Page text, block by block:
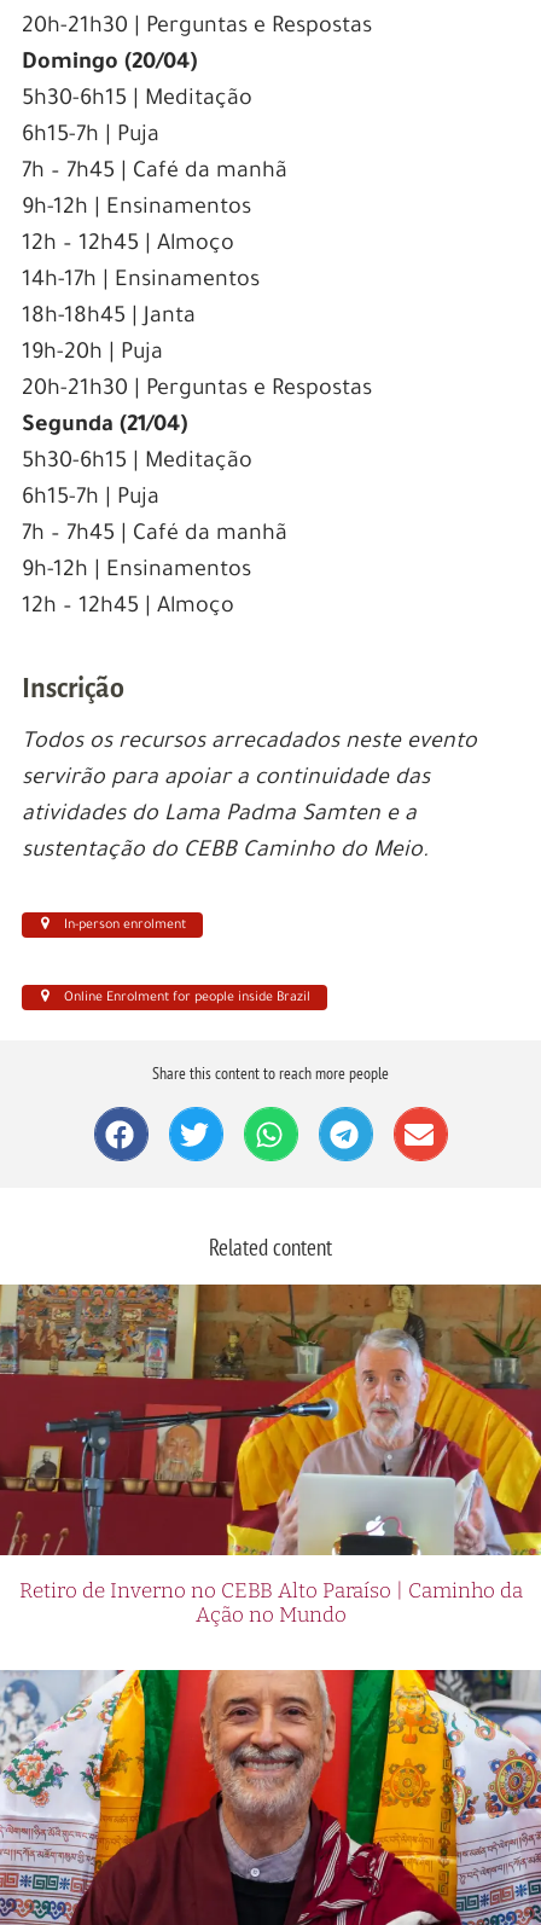
20h-21h30 | Perguntas e Respostas
Domingo (20/04)
5h30-6h15 | Meditação
6h15-7h | Puja
7h – 7h45 | Café da manhã
9h-12h | Ensinamentos
12h – 12h45 | Almoço
14h-17h | Ensinamentos
18h-18h45 | Janta
19h-20h | Puja
20h-21h30 | Perguntas e Respostas
Segunda (21/04)
5h30-6h15 | Meditação
6h15-7h | Puja
7h – 7h45 | Café da manhã
9h-12h | Ensinamentos
12h – 12h45 | Almoço
Inscrição
Todos os recursos arrecadados neste evento
servirão para apoiar a continuidade das
atividades do Lama Padma Samten e a
sustentação do CEBB Caminho do Meio.
In-person enrolment
Online Enrolment for people inside Brazil
Share this content to reach more people
Related content
Retiro de Inverno no CEBB Alto Paraíso | Caminho da
Ação no Mundo